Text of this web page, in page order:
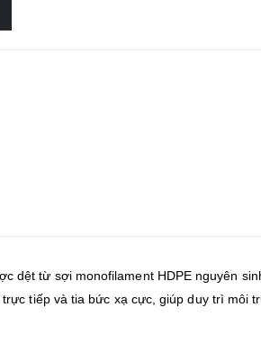
dệt từ sợi monofilament HDPE nguyên
tiếp và tia bức xạ cực, giúp duy trì môi